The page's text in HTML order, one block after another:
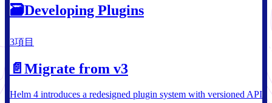
🗃Developing Plugins
3項目
📄️ Migrate from v3
Helm 4 introduces a redesigned plugin system with versioned API